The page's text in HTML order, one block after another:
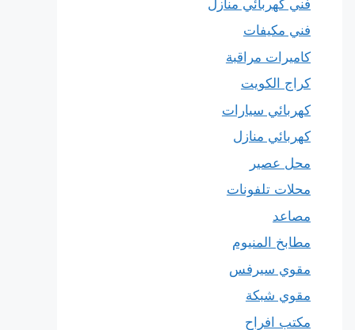
فني كهربائي منازل
فني مكيفات
كاميرات مراقبة
كراج الكويت
كهربائي سيارات
كهربائي منازل
محل عصير
محلات تلفونات
مصاعد
مطابخ المنيوم
مقوي سيرفس
مقوي شبكة
مكتب افراح